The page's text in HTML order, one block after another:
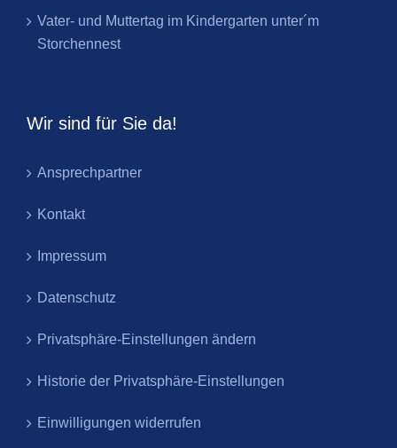
Vater- und Muttertag im Kindergarten unter´m
Storchennest
Wir sind für Sie da!
Ansprechpartner
Kontakt
Impressum
Datenschutz
Privatsphäre-Einstellungen ändern
Historie der Privatsphäre-Einstellungen
Einwilligungen widerrufen